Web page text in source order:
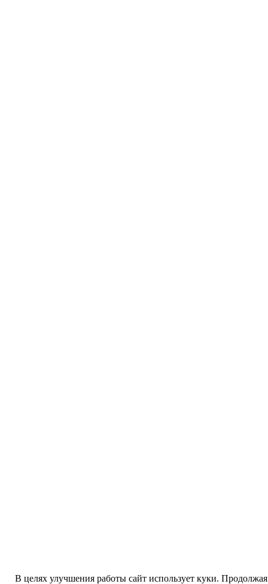
В целях улучшения работы сайт использует куки. Продолжая